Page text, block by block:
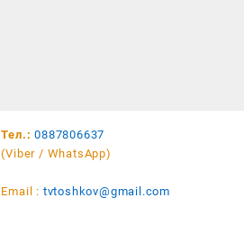
Тел.: 0887806637
(Viber / WhatsApp)
Email : tvtoshkov@gmail.com